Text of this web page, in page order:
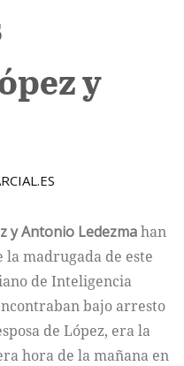
y
y Antonio Ledezmahan
madrugada de este
de Inteligencia
bajo arresto
de López, era la
hora de la mañana en